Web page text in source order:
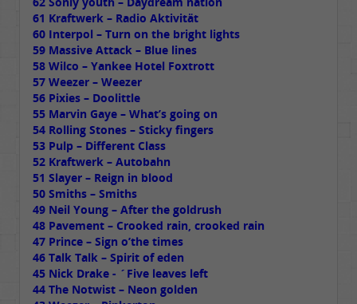
61 Kraftwerk – Radio Aktivität
60 Interpol – Turn on the bright lights
59 Massive Attack – Blue lines
58 Wilco – Yankee Hotel Foxtrott
57 Weezer – Weezer
56 Pixies – Doolittle
55 Marvin Gaye – What’s going on
54 Rolling Stones – Sticky fingers
53 Pulp – Different Class
52 Kraftwerk – Autobahn
51 Slayer – Reign in blood
50 Smiths – Smiths
49 Neil Young – After the goldrush
48 Pavement – Crooked rain, crooked rain
47 Prince – Sign o’the times
46 Talk Talk – Spirit of eden
45 Nick Drake - ´Five leaves left
44 The Notwist – Neon golden